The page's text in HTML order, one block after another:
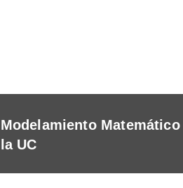
Modelamiento Matemático
la UC